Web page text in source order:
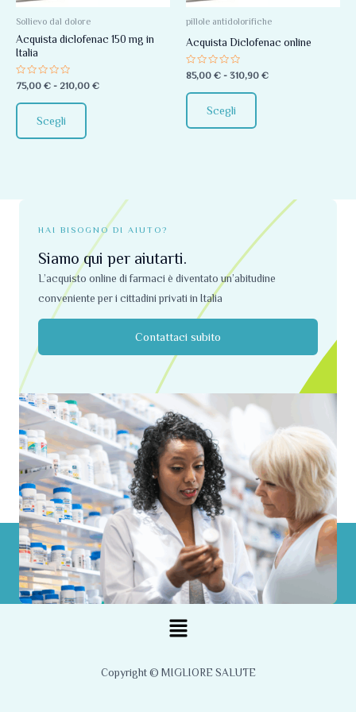
Sollievo dal dolore
Acquista diclofenac 150 mg in
Italia
Valutato
0
su
5
75,00 € - 210,00 €
Scegli
opzioni
possono
scelte
del
pillole antidolorifiche
Acquista Diclofenac online
Valutato
0
su
5
85,00 € - 310,90 €
Scegli
opzioni
possono
scelte
nella
HAI BISOGNO DI AIUTO?
Siamo qui per aiutarti.
L’acquisto online di farmaci è diventato un’abitudine
conveniente per i cittadini privati ​​in Italia
Contattaci subito
Menu
Copyright © MIGLIORE SALUTE